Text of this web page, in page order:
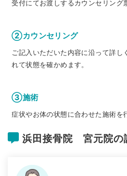
受付にてお渡しするカウンセリン
②カウンセリング
ご記入いただいた内容に沿って詳し
れて状態を確かめます。
③施術
症状やお体の状態に合わせた施術
浜田接骨院 宮元院の